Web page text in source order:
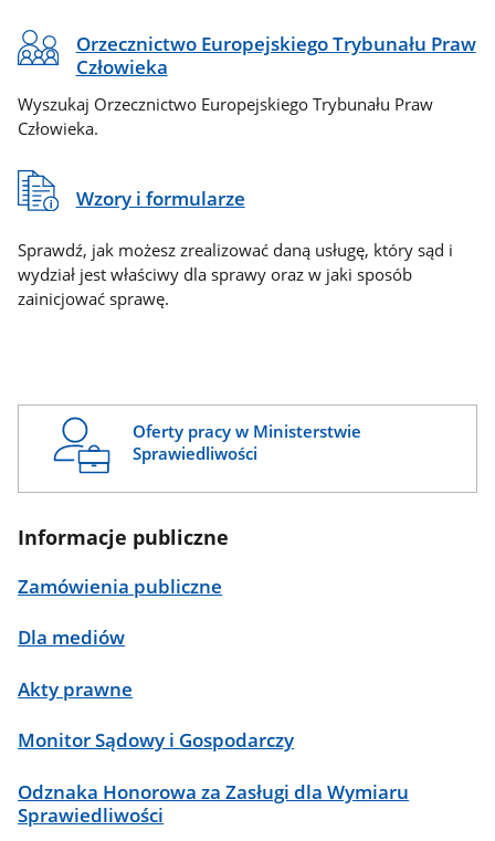
Orzecznictwo Europejskiego Trybunału Praw
Człowieka
Wyszukaj Orzecznictwo Europejskiego Trybunału Praw
Człowieka.
Wzory i formularze
Sprawdź, jak możesz zrealizować daną usługę, który sąd i
wydział jest właściwy dla sprawy oraz w jaki sposób
zainicjować sprawę.
Oferty pracy w Ministerstwie
Sprawiedliwości
Informacje publiczne
Zamówienia publiczne
Dla mediów
Akty prawne
Monitor Sądowy i Gospodarczy
Odznaka Honorowa za Zasługi dla Wymiaru
Sprawiedliwości